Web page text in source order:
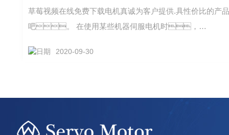
草莓视频在线免费下载电机真诚为客户提供.具性价比
吧。 在使用某些机器伺服电机时，…
2020-09-30